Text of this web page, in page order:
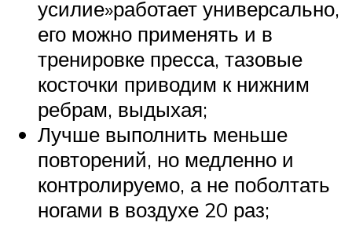
усилие»работает универсально,
его можно применять и в
тренировке пресса, тазовые
косточки приводим к нижним
ребрам, выдыхая;
Лучше выполнить меньше
повторений, но медленно и
контролируемо, а не поболтать
ногами в воздухе 20 раз;